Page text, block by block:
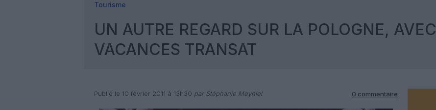
Tourisme
UN AUTRE REGARD SUR LA POLOGNE, AVEC
VACANCES TRANSAT
Publié le 10 février 2011 à 13h30 par Stéphanie Meyniel 0 commentaire